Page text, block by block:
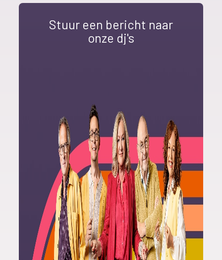
Stuur een bericht naar
onze dj's